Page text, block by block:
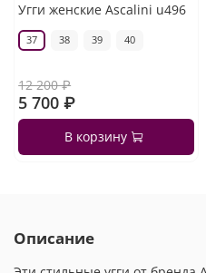
Угги женские Ascalini u496
37 38 39 40
12 200 ₽
5 700 ₽
В корзину
Описание